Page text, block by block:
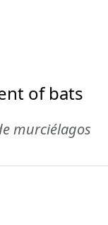
of bats
murciélagos